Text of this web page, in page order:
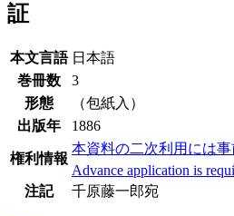
証
本文言語 日本語
巻冊数
3
形態
（包紙入）
出版年
1886
権利情報
本資料の二次利用には
Advance application is
注記
千原藤一郎宛